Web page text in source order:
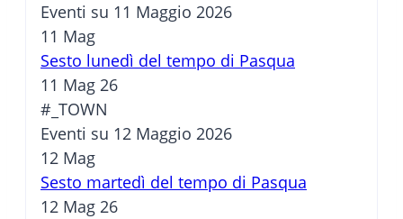
Eventi su 11 Maggio 2026
11 Mag
Sesto lunedì del tempo di Pasqua
11 Mag 26
#_TOWN
Eventi su 12 Maggio 2026
12 Mag
Sesto martedì del tempo di Pasqua
12 Mag 26